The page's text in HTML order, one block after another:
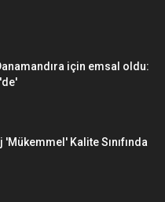
için emsal oldu:
Kalite Sınıfında